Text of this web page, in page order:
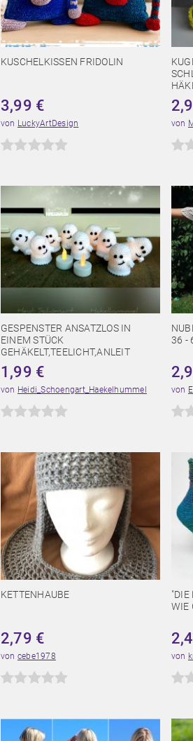
KUSCHELKISSEN FRIDOLIN
3,99 €
von LuckyArtDesign von
GESPENSTER ANSATZLOS IN
EINEM STÜCK
GEHÄKELT,TEELICHT,ANLEIT
1,99 €
von Heidi_Schoengart_Haekelhummel
6 -
von
KETTENHAUBE
2,79 €
von cebe1978
"DIE
WIE
von